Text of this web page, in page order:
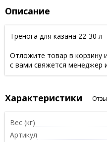
Описание
Тренога для казана 22-30 л
Отложите товар в корзину
с вами свяжется менеджер
Характеристики
Вес (кг)
Артикул